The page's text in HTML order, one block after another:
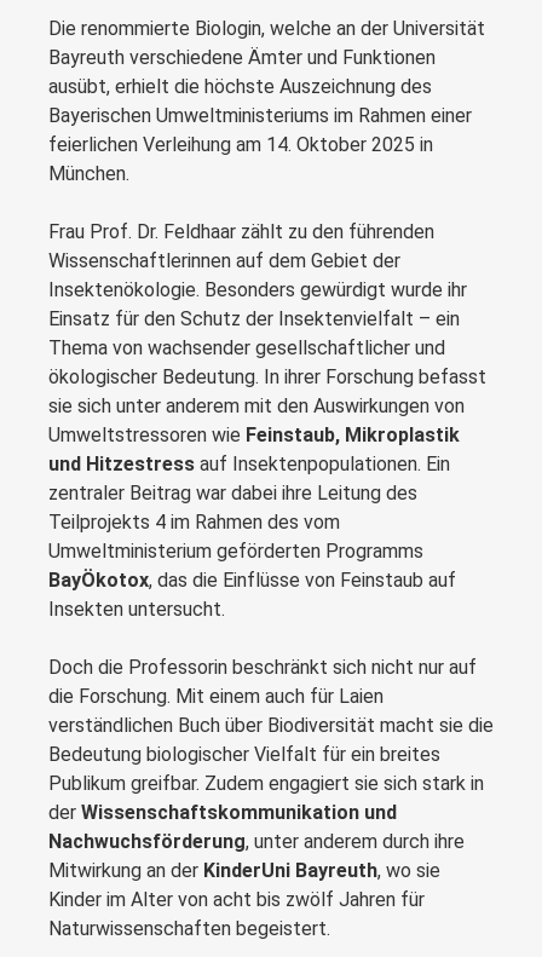
Die renommierte Biologin, welche an der Universität
Bayreuth verschiedene Ämter und Funktionen
ausübt, erhielt die höchste Auszeichnung des
Bayerischen Umweltministeriums im Rahmen einer
feierlichen Verleihung am 14. Oktober 2025 in
München.
Frau Prof. Dr. Feldhaar zählt zu den führenden
Wissenschaftlerinnen auf dem Gebiet der
Insektenökologie. Besonders gewürdigt wurde ihr
Einsatz für den Schutz der Insektenvielfalt – ein
Thema von wachsender gesellschaftlicher und
ökologischer Bedeutung. In ihrer Forschung befasst
sie sich unter anderem mit den Auswirkungen von
Umweltstressoren wie Feinstaub, Mikroplastik
und Hitzestress auf Insektenpopulationen. Ein
zentraler Beitrag war dabei ihre Leitung des
Teilprojekts 4 im Rahmen des vom
Umweltministerium geförderten Programms
BayÖkotox, das die Einflüsse von Feinstaub auf
Insekten untersucht.
Doch die Professorin beschränkt sich nicht nur auf
die Forschung. Mit einem auch für Laien
verständlichen Buch über Biodiversität macht sie die
Bedeutung biologischer Vielfalt für ein breites
Publikum greifbar. Zudem engagiert sie sich stark in
der Wissenschaftskommunikation und
Nachwuchsförderung, unter anderem durch ihre
Mitwirkung an der KinderUni Bayreuth, wo sie
Kinder im Alter von acht bis zwölf Jahren für
Naturwissenschaften begeistert.